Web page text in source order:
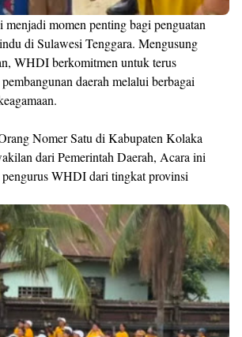
momen penting bagi penguatan
di Sulawesi Tenggara. Mengusung
WHDI berkomitmen untuk terus
daerah melalui berbagai
Nomer Satu di Kabupaten Kolaka
dari Pemerintah Daerah, Acara ini
WHDI dari tingkat provinsi